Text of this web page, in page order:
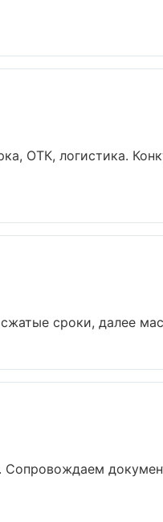
ОТК, логистика.
сроки, далее